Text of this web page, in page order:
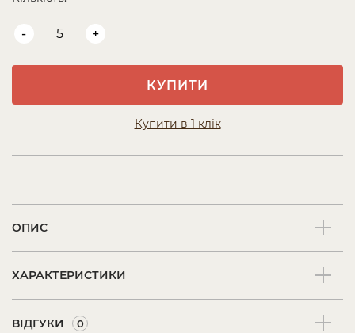
- +
КУПИТИ
Купити в 1 клік
ОПИС
ХАРАКТЕРИСТИКИ
ВІДГУКИ 0